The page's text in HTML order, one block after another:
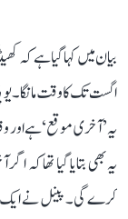
یہ ’آخری موقع‘ ہے
یہ بھی بتایا گیا تھا کہ
کرے گی۔ پینل نے ایک